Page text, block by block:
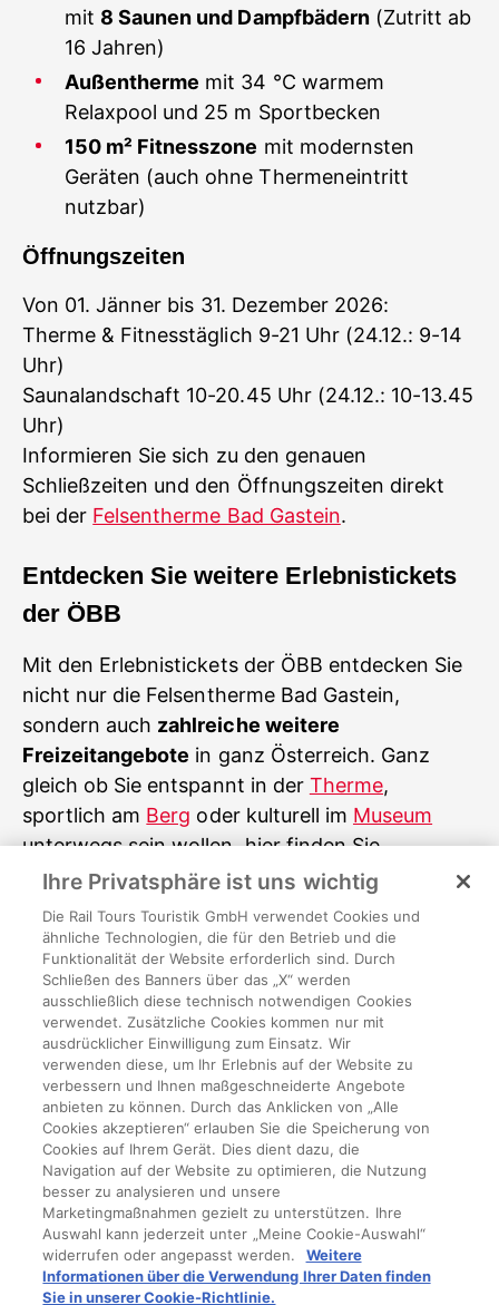
mit 8 Saunen und Dampfbädern(Zutritt ab
16 Jahren)
Außentherme mit 34 °C warmem
Relaxpool und 25 m Sportbecken
150 m² Fitnesszone mit modernsten
Geräten (auch ohne Thermeneintritt
nutzbar)
Öffnungszeiten
Von 01. Jänner bis 31. Dezember 2026:
Therme & Fitnesstäglich 9-21 Uhr (24.12.: 9-14
Uhr)
Saunalandschaft 10-20.45 Uhr (24.12.: 10-13.45
Uhr)
Informieren Sie sich zu den genauen
Schließzeiten und den Öffnungszeiten direkt
bei der Felsentherme Bad Gastein.
Entdecken Sie weitere Erlebnistickets
der ÖBB
Mit den Erlebnistickets der ÖBB entdecken Sie
nicht nur die Felsentherme Bad Gastein,
sondern auch zahlreiche weitere
Freizeitangebote in ganz Österreich. Ganz
gleich ob Sie entspannt in der Therme,
sportlich am Berg oder kulturell im Museum
unterwegs sein wollen, hier finden Sie
garantiert das passende Erlebnis für Ihren
Geschmack.
Bildrechte und Quellenangaben
Ausblick aus der Sauna auf die Landschaft im
Sommer (c)Steinbauer Photography; Pärchen
entspannt im warmen Pool(c)Steinbauer
Photography; Außenanblick auf die Therme von
oben(c) EDV Michel; Frau entspannt im Pool(c)
Katharina Zimmer
Über uns
Ihre Privatsphäre ist uns wichtig
Die Rail Tours Touristik GmbH verwendet Cookies und
ähnliche Technologien, die für den Betrieb und die
Funktionalität der Website erforderlich sind. Durch
Schließen des Banners über das „X“ werden
ausschließlich diese technisch notwendigen Cookies
verwendet. Zusätzliche Cookies kommen nur mit
ausdrücklicher Einwilligung zum Einsatz. Wir
verwenden diese, um Ihr Erlebnis auf der Website zu
verbessern und Ihnen maßgeschneiderte Angebote
anbieten zu können. Durch das Anklicken von „Alle
Cookies akzeptieren“ erlauben Sie die Speicherung von
Cookies auf Ihrem Gerät. Dies dient dazu, die
Navigation auf der Website zu optimieren, die Nutzung
besser zu analysieren und unsere
Marketingmaßnahmen gezielt zu unterstützen. Ihre
Auswahl kann jederzeit unter „Meine Cookie-Auswahl“
widerrufen oder angepasst werden.
Weitere
Informationen über die Verwendung Ihrer Daten finden
Sie in unserer Cookie-Richtlinie.